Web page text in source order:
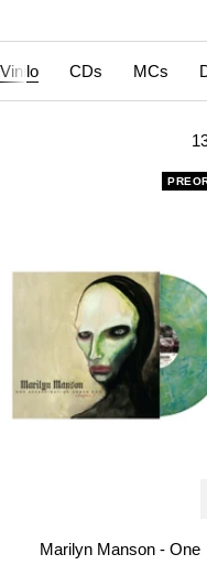
Vinilo CDs MCs
Marilyn Manson - One